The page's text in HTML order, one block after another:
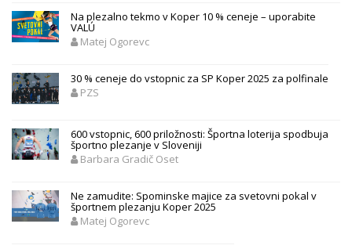
Na plezalno tekmo v Koper 10 % ceneje – uporabite
VALÚ
Matej Ogorevc
30 % ceneje do vstopnic za SP Koper 2025 za polfinale
PZS
600 vstopnic, 600 priložnosti: Športna loterija spodbuja
športno plezanje v Sloveniji
Barbara Gradič Oset
Ne zamudite: Spominske majice za svetovni pokal v
športnem plezanju Koper 2025
Matej Ogorevc